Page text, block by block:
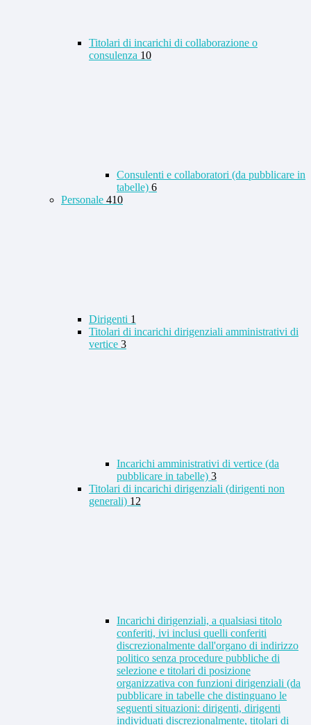
Titolari di incarichi di collaborazione o
consulenza 10
Consulenti e collaboratori (da pubblicare in
tabelle) 6
Personale 410
Dirigenti 1
Titolari di incarichi dirigenziali amministrativi di
vertice 3
Incarichi amministrativi di vertice (da
pubblicare in tabelle) 3
Titolari di incarichi dirigenziali (dirigenti non
generali) 12
Incarichi dirigenziali, a qualsiasi titolo
conferiti, ivi inclusi quelli conferiti
discrezionalmente dall'organo di indirizzo
politico senza procedure pubbliche di
selezione e titolari di posizione
organizzativa con funzioni dirigenziali (da
pubblicare in tabelle che distinguano le
seguenti situazioni: dirigenti, dirigenti
individuati discrezionalmente, titolari di